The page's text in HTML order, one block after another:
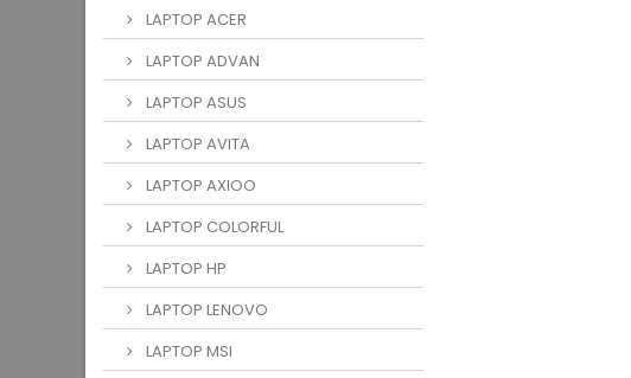
LAPTOP ACER
LAPTOP ADVAN
LAPTOP ASUS
LAPTOP AVITA
LAPTOP AXIOO
LAPTOP COLORFUL
LAPTOP HP
LAPTOP LENOVO
LAPTOP MSI